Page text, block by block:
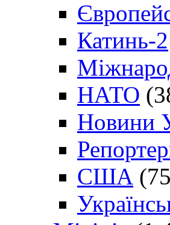
Катинь-2
НАТО
Новини
США